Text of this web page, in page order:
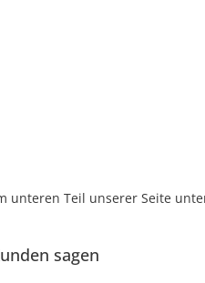
Teil unserer Seite
sagen